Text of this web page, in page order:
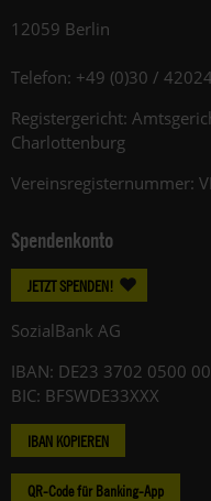
12059 Berlin
Telefon: +49 (0)30 /
Registergericht:
Charlottenburg
Vereinsregisternummer:
Spendenkonto
JETZT SPENDEN!
SozialBank AG
IBAN: DE23 3702 0500
BIC: BFSWDE33XXX
IBAN KOPIEREN
QR-Code für Banking-App